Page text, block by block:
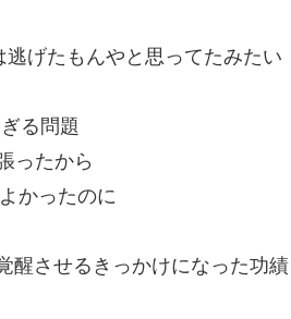
げたもんやと思ってたみたい
る問題
ったから
かったのに
醒させるきっかけになった功績